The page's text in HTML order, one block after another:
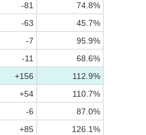
-81
74.8%
-63
45.7%
-7
95.9%
-11
68.6%
+156
112.9%
+54
110.7%
-6
87.0%
+85
126.1%